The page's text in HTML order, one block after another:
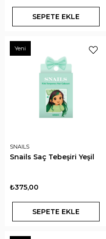
SEPETE EKLE
SNAILS
Snails Saç Tebeşiri Yeşil
₺375,00
SEPETE EKLE
Yeni